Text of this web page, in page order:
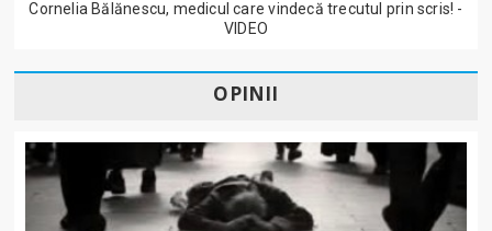
Cornelia Bălănescu, medicul care vindecă trecutul prin scris! -
VIDEO
OPINII